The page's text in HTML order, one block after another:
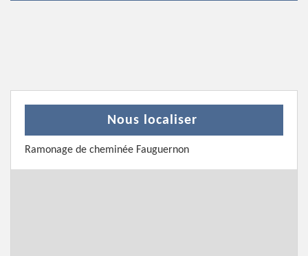
Nous localiser
Ramonage de cheminée Fauguernon